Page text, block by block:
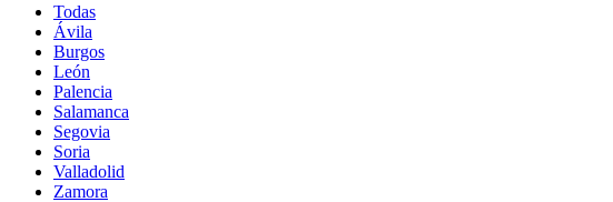
Todas
Ávila
Burgos
León
Palencia
Salamanca
Segovia
Soria
Valladolid
Zamora